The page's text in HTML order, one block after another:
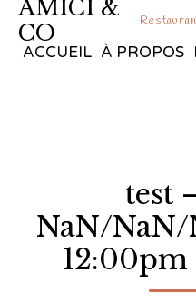
AMICI &
CO
ACCUEIL À PROPOS
test
NaN/NaN/
12:00pm